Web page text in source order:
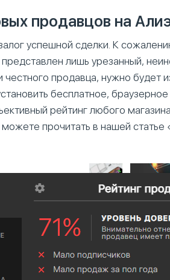
продавцов на
успешной сделки. К
представлен лишь урезанный,
честного продавца, нужно будет
бесплатное,
рейтинг любого
прочитать в нашей статье